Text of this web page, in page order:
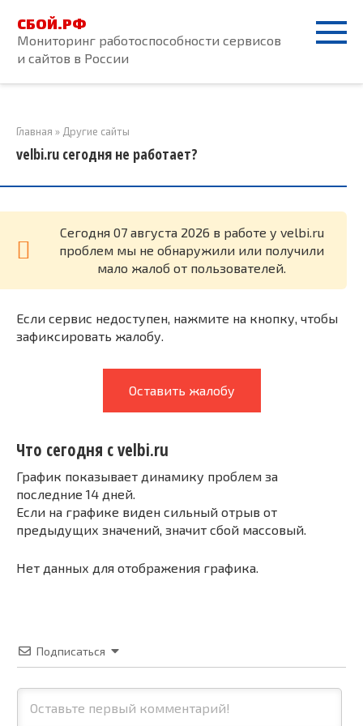
контенту
СБОЙ.РФ
Мониторинг работоспособности сервисов
и сайтов в России
Главная » Другие сайты
velbi.ru сегодня не работает?
Cегодня 07 августа 2026 в работе у velbi.ru
проблем мы не обнаружили или получили
мало жалоб от пользователей.
Если сервис недоступен, нажмите на кнопку, чтобы
зафиксировать жалобу.
Оставить жалобу
Что сегодня с velbi.ru
График показывает динамику проблем за
последние 14 дней.
Если на графике виден сильный отрыв от
предыдущих значений, значит сбой массовый.
Нет данных для отображения графика.
Подписаться